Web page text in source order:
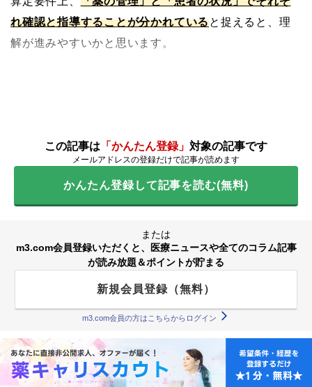
れ確認と指導することが分かれていると捉えると、理
解が進みやすいかと思います。
この記事は 「かんたん登録」 対象の記事です
メールアドレスの登録だけで記事が読めます
かんたん登録して記事を読む(無料)
または
m3.com会員登録いただくと、医療ニュースや全てのコラム記事
が読み放題＆ポイントが貯まる
新規会員登録（無料）
m3.com会員の方はこちらからログイン